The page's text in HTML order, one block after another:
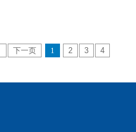
下一页 1 2 3 4